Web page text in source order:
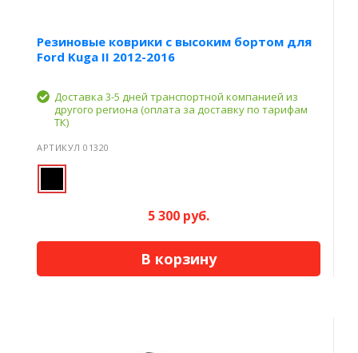
Резиновые коврики с высоким бортом для
Ford Kuga II 2012-2016
Доставка 3-5 дней транспортной компанией из
другого региона (оплата за доставку по тарифам
ТК)
АРТИКУЛ 01320
5 300 руб.
В корзину